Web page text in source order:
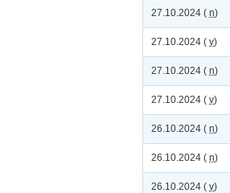
27.10.2024 ( n)
27.10.2024 ( v)
27.10.2024 ( n)
27.10.2024 ( v)
26.10.2024 ( n)
26.10.2024 ( n)
26.10.2024 ( v)